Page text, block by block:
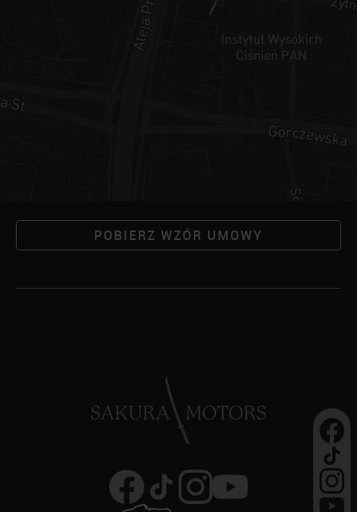
POBIERZ WZÓR UMOWY